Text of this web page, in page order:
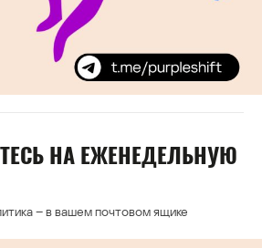
НА ЕЖЕНЕДЕЛЬНУЮ
– в вашем почтовом ящике